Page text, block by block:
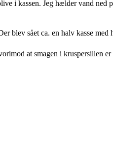
i kassen. Jeg hælder vand ned
blev sået ca. en halv kasse med
at smagen i kruspersillen